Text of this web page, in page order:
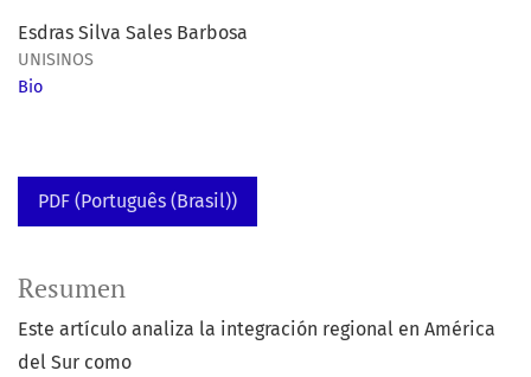
Esdras Silva Sales Barbosa
UNISINOS
Bio
PDF (Português (Brasil))
Resumen
Este artículo analiza la integración regional en América
del Sur como